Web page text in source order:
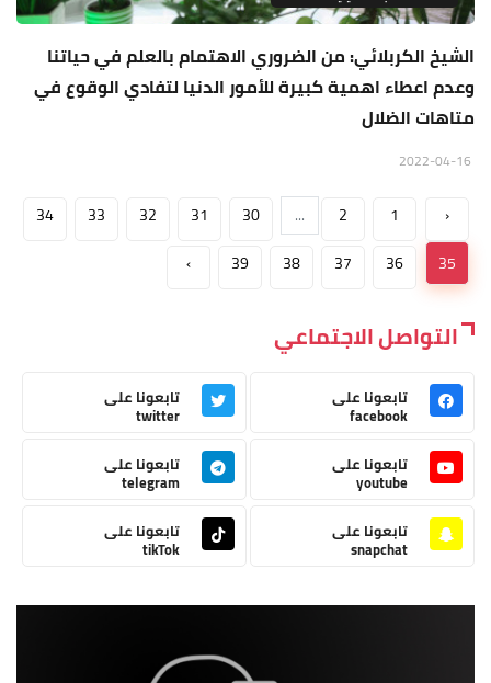
الشيخ الكربلائي: من الضروري الاهتمام بالعلم في حياتنا
وعدم اعطاء اهمية كبيرة للأمور الدنيا لتفادي الوقوع في
متاهات الضلال
‹
1
2
...
30
31
32
33
34
35
36
37
38
39
›
التواصل الاجتماعي
تابعونا على
facebook
تابعونا على
twitter
تابعونا على
youtube
تابعونا على
telegram
تابعونا على
snapchat
تابعونا على
tikTok